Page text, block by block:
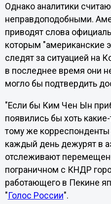
Однако аналитики
неправдоподобными.
приводят слова
которым "американские
следят за ситуацией на
в последнее время они
могло бы подтвердить
"Если бы Ким Чен Ын
появились бы хоть
тому же корреспонденты
каждый день дежурят в
отслеживают
пограничном с КНДР
работающего в Пекине
"Голос России".